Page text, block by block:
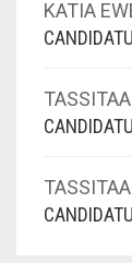
KATIA